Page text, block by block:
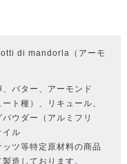
di mandorla（アーモ
バター、アーモンド
ート種）、リキュール、
ウダー（アルミフリ
イル
ツ等特定原材料の商品
造しております。